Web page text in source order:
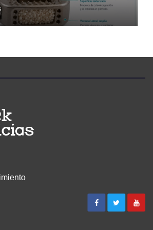
PARA
CON DOLOR